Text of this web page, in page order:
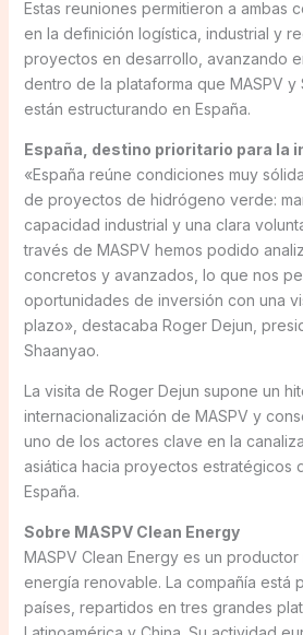
Estas reuniones permitieron a ambas
en la definición logística, industrial y
proyectos en desarrollo, avanzando
dentro de la plataforma que MASPV y
están estructurando en España.
España, destino prioritario para la
«España reúne condiciones muy
de proyectos de hidrógeno verde:
capacidad industrial y una clara
través de MASPV hemos podido
concretos y avanzados, lo que nos
oportunidades de inversión con una
plazo», destacaba Roger Dejun,
Shaanyao.
La visita de Roger Dejun supone un
internacionalización de MASPV y
uno de los actores clave en la
asiática hacia proyectos estratégicos
España.
Sobre MASPV Clean Energy
MASPV Clean Energy es un
energía renovable. La compañía está
países, repartidos en tres grandes